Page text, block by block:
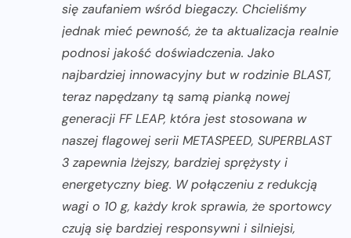
się zaufaniem wśród biegaczy. Chcieliśmy
jednak mieć pewność, że ta aktualizacja realnie
podnosi jakość doświadczenia. Jako
najbardziej innowacyjny but w rodzinie BLAST,
teraz napędzany tą samą pianką nowej
generacji FF LEAP, która jest stosowana w
naszej flagowej serii METASPEED, SUPERBLAST
3 zapewnia lżejszy, bardziej sprężysty i
energetyczny bieg. W połączeniu z redukcją
wagi o 10 g, każdy krok sprawia, że sportowcy
czują się bardziej responsywni i silniejsi,